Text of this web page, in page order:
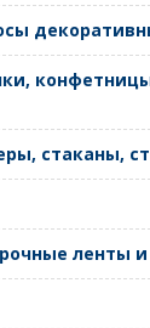
стаканы,
ленты